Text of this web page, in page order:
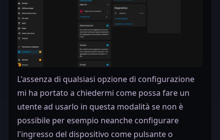
L'assenza di qualsiasi opzione di configurazione
mi ha portato a chiedermi come possa fare un
utente ad usarlo in questa modalità se non è
possibile per esempio neanche configurare
l'ingresso del dispositivo come pulsante o